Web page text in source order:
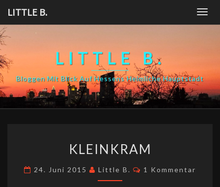
content
LITTLE B.
LITTLE B.
Bloggen Mit Blick Auf Hessens Heimliche Hauptstadt
KLEINKRAM
24. Juni 2015 Little B. Kommentare
1 Kommentar